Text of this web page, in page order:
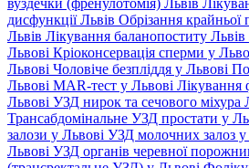
вуздечки (френулотомія) Львів
дисфункції Львів Обрізання крайньої
Львів Лікування баланопоститу Львів
Львові Кріоконсервація сперми у
Львові Чоловіче безпліддя у Львові
Львові MAR-тест у Львові Лікування
Львові УЗД нирок та сечового міхура
Трансабдомінальне УЗД простати у
залози у Львові УЗД молочних залоз у
Львові УЗД органів черевної